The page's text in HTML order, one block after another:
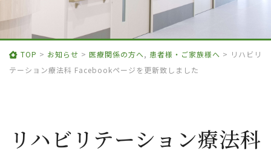
TOP > お知らせ > 医療関係の方へ, 患者様・ご家族様へ > リハビリ
テーション療法科 Facebookページを更新致しました
リハビ リ テーシ ョ ン療法科